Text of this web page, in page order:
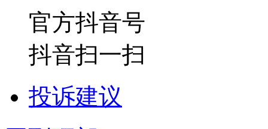
官方抖音号
抖音扫一扫
投诉建议